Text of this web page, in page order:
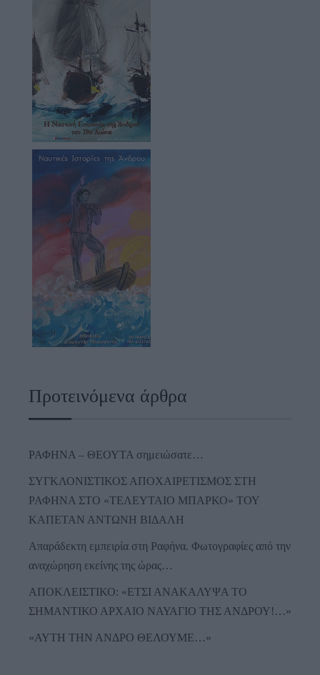
Προτεινόμενα άρθρα
ΡΑΦΗΝΑ – ΘΕΟΥΤΑ σημειώσατε…
ΣΥΓΚΛΟΝΙΣΤΙΚΟΣ ΑΠΟΧΑΙΡΕΤΙΣΜΟΣ ΣΤΗ
ΡΑΦΗΝΑ ΣΤΟ «ΤΕΛΕΥΤΑΙΟ ΜΠΑΡΚΟ» ΤΟΥ
ΚΑΠΕΤΑΝ ΑΝΤΩΝΗ ΒΙΔΑΛΗ
Απαράδεκτη εμπειρία στη Ραφήνα. Φωτογραφίες από την
αναχώρηση εκείνης της ώρας…
ΑΠΟΚΛΕΙΣΤΙΚΟ: «ΕΤΣΙ ΑΝΑΚΑΛΥΨΑ ΤΟ
ΣΗΜΑΝΤΙΚΟ ΑΡΧΑΙΟ ΝΑΥΑΓΙΟ ΤΗΣ ΑΝΔΡΟΥ!…»
«ΑΥΤΗ ΤΗΝ ΑΝΔΡΟ ΘΕΛΟΥΜΕ…»